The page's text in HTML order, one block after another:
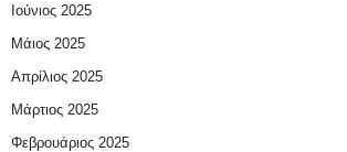
Ιούνιος 2025
Μάιος 2025
Απρίλιος 2025
Μάρτιος 2025
Φεβρουάριος 2025